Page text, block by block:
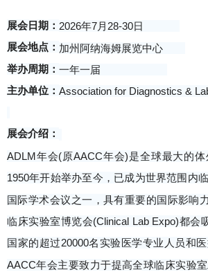
展会日期： 2026年7月28-30日
展会地点： 加州阿纳海姆展览中心
举办周期： 一年一届
主办单位： Association for Diagnostics &
展会介绍：
ADLM年会(原AACC年会)是全球最大的
1950年开始举办至今，已成为世界范围内
国际学术会议之一，具有重要的国际影响
临床实验室博览会(Clinical Lab Expo)都会
国家的超过20000名实验医学专业人员和
AACC年会主要致力于提高全球临床实验